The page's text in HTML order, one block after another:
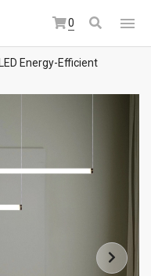
0
LED Energy-Efficient